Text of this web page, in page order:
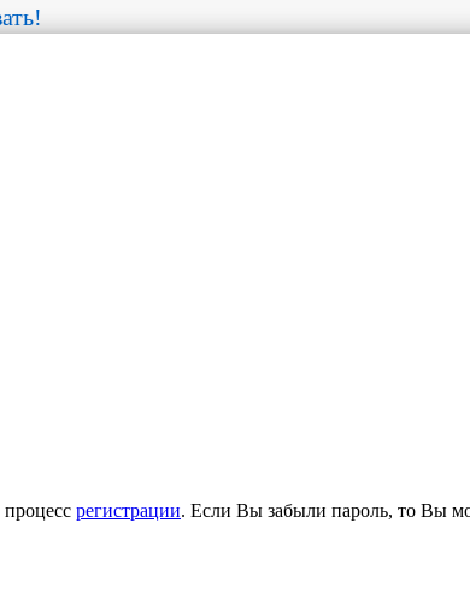
регистрации. Если Вы забыли пароль, то Вы